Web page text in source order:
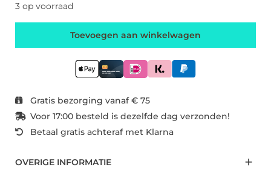
3 op voorraad
Toevoegen aan winkelwagen
Gratis bezorging vanaf € 75
Voor 17:00 besteld is dezelfde dag verzonden!
Betaal gratis achteraf met Klarna
OVERIGE INFORMATIE